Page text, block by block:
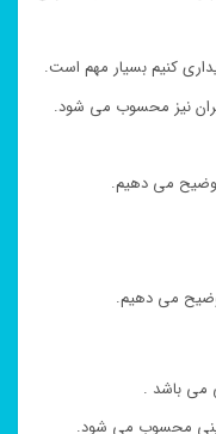
کنیم بسیار مهم است.
نیز محسوب می شود.